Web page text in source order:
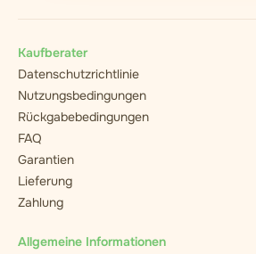
Kaufberater
Datenschutzrichtlinie
Nutzungsbedingungen
Rückgabebedingungen
FAQ
Garantien
Lieferung
Zahlung
Allgemeine Informationen